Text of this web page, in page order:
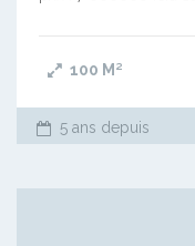
100 M²
5 ans depuis